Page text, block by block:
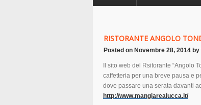
RISTORANTE ANGOLO
Posted on Novembre 28, 2014 by
Il sito web del Rsitorante “Angolo
caffetteria per una breve pausa e
dove passare una serata davanti
http://www.mangiarealucca.it/